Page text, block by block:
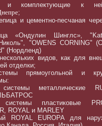
и комплектующие к
;
и цементно-песчаная
«Ондулин Шинглс»,
"OWENS CORNING"
(Нордленд)
видов, как для
отделки;
прямоугольной и
металлические
пластиковые
ROYAL и MARLEY
ROYAL EUROPA для